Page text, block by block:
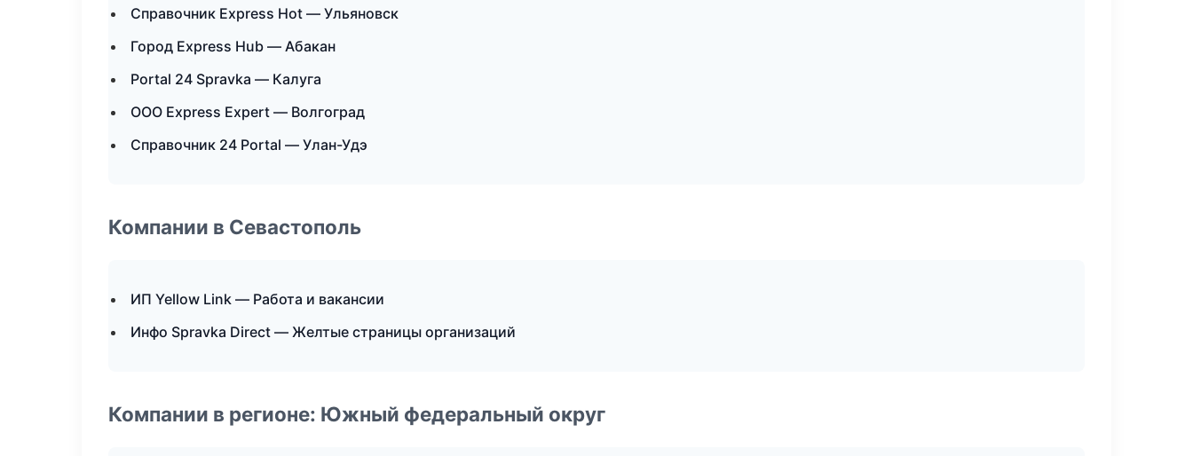
Справочник Express Hot — Ульяновск
Город Express Hub — Абакан
Portal 24 Spravka — Калуга
ООО Express Expert — Волгоград
Справочник 24 Portal — Улан-Удэ
Компании в Севастополь
ИП Yellow Link — Работа и вакансии
Инфо Spravka Direct — Желтые страницы организаций
Компании в регионе: Южный федеральный округ